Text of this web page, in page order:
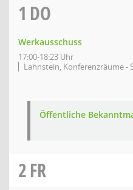
1 DO
Werkausschuss
17:00-18:23 Uhr
Lahnstein, Konferenzräume -
Öffentliche
2FR